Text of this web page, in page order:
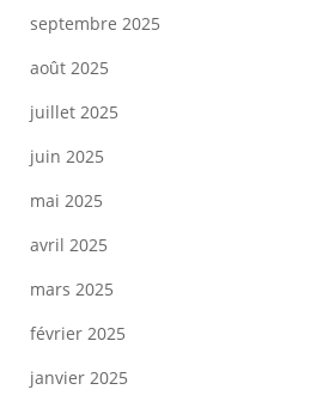
septembre 2025
août 2025
juillet 2025
juin 2025
mai 2025
avril 2025
mars 2025
février 2025
janvier 2025